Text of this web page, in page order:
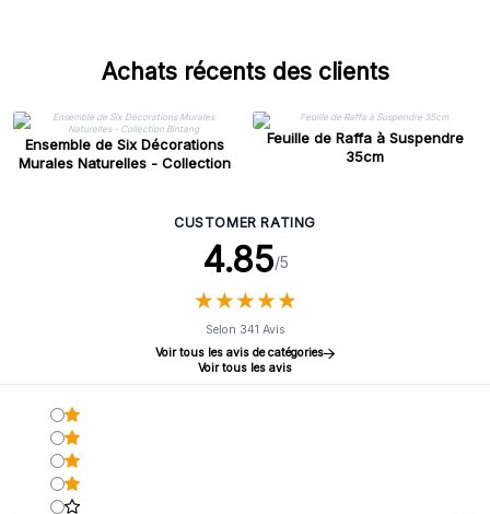
Achats récents des clients
Ensemble de Six Décorations
Murales Naturelles - Collection
Feuille de Raffa à Suspendre
35cm
CUSTOMER RATING
4.85/5
★★★★★
★★★★★
Selon 341 Avis
Voir tous les avis de catégories
Voir tous les avis